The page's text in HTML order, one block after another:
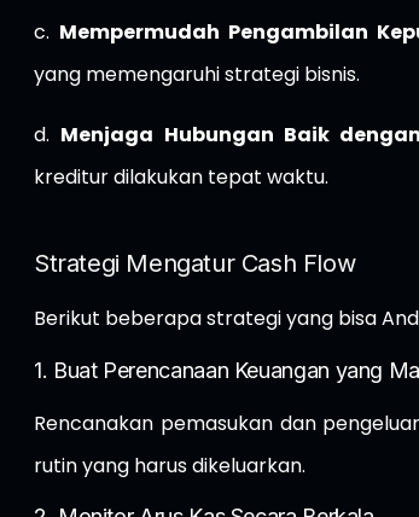
c. Mempermudah Pengambilan
yang memengaruhi strategi bisnis.
d. Menjaga Hubungan Baik
kreditur dilakukan tepat waktu.
Strategi Mengatur Cash Flow
Berikut beberapa strategi yang bisa
1. Buat Perencanaan Keuangan yang
Rencanakan pemasukan dan
rutin yang harus dikeluarkan.